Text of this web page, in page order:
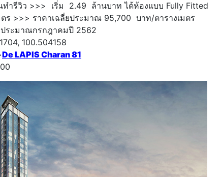
ทำรีวิว >>> เริ่ม 2.49 ล้านบาท ได้ห้องแบบ Fully Fitted
ตร >>> ราคาเฉลี่ยประมาณ 95,700 บาท/ตารางเมตร
ประมาณกรกฎาคมปี 2562
100.504158
De LAPIS Charan 81